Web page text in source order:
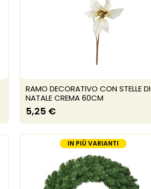
RAMO DECORATIVO CON STELLE DI
NATALE CREMA 60CM
5,25 €
IN PIÙ VARIANTI